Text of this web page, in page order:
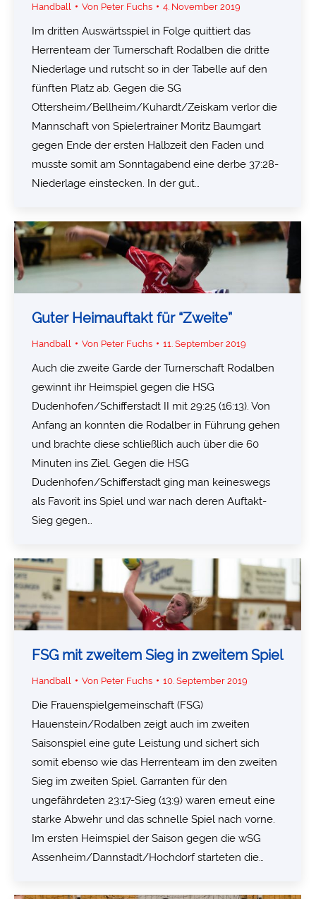
Handball Von Peter Fuchs 4. November 2019
Im dritten Auswärtsspiel in Folge quittiert das
Herrenteam der Turnerschaft Rodalben die dritte
Niederlage und rutscht so in der Tabelle auf den
fünften Platz ab. Gegen die SG
Ottersheim/Bellheim/Kuhardt/Zeiskam verlor die
Mannschaft von Spielertrainer Moritz Baumgart
gegen Ende der ersten Halbzeit den Faden und
musste somit am Sonntagabend eine derbe 37:28-
Niederlage einstecken. In der gut…
Guter Heimauftakt für “Zweite”
Handball Von Peter Fuchs 11. September 2019
Auch die zweite Garde der Turnerschaft Rodalben
gewinnt ihr Heimspiel gegen die HSG
Dudenhofen/Schifferstadt II mit 29:25 (16:13). Von
Anfang an konnten die Rodalber in Führung gehen
und brachte diese schließlich auch über die 60
Minuten ins Ziel. Gegen die HSG
Dudenhofen/Schifferstadt ging man keineswegs
als Favorit ins Spiel und war nach deren Auftakt-
Sieg gegen…
FSG mit zweitem Sieg in zweitem Spiel
Handball Von Peter Fuchs 10. September 2019
Die Frauenspielgemeinschaft (FSG)
Hauenstein/Rodalben zeigt auch im zweiten
Saisonspiel eine gute Leistung und sichert sich
somit ebenso wie das Herrenteam im den zweiten
Sieg im zweiten Spiel. Garranten für den
ungefährdeten 23:17-Sieg (13:9) waren erneut eine
starke Abwehr und das schnelle Spiel nach vorne.
Im ersten Heimspiel der Saison gegen die wSG
Assenheim/Dannstadt/Hochdorf starteten die…